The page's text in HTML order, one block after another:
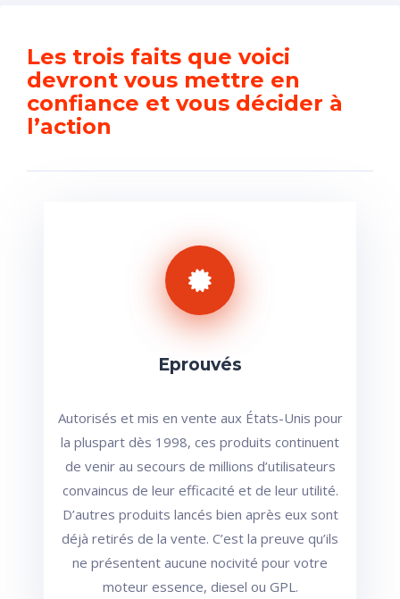
Les trois faits que voici
devront vous mettre en
confiance et vous décider à
l’action
Eprouvés
Autorisés et mis en vente aux États-Unis pour
la pluspart dès 1998, ces produits continuent
de venir au secours de millions d’utilisateurs
convaincus de leur efficacité et de leur utilité.
D’autres produits lancés bien après eux sont
déjà retirés de la vente. C’est la preuve qu’ils
ne présentent aucune nocivité pour votre
moteur essence, diesel ou GPL.